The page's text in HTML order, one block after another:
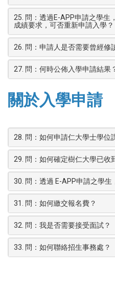
25. 問：透過E-APP申請之學生
成績要求，可否重新申請入學？
26. 問：申請人是否需要曾經修
27. 問：何時公佈入學申請結果
關於入學申請
28. 問：如何申請仁大學士學位
29. 問：如何確定樹仁大學已收
30. 問：透過 E-APP申請之學生
31. 問：如何繳交報名費？
32. 問：我是否需要接受面試？
33. 問：如何聯絡招生事務處？